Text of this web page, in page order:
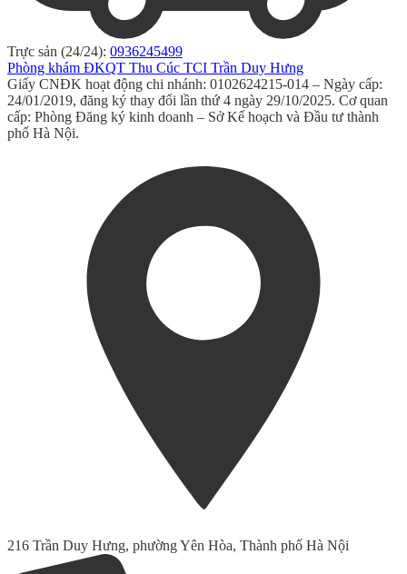
Trực sản (24/24): 0936245499
Phòng khám ĐKQT Thu Cúc TCI Trần Duy Hưng
Giấy CNĐK hoạt động chi nhánh: 0102624215-014 – Ngày cấp:
24/01/2019, đăng ký thay đổi lần thứ 4 ngày 29/10/2025. Cơ quan
cấp: Phòng Đăng ký kinh doanh – Sở Kế hoạch và Đầu tư thành
phố Hà Nội.
216 Trần Duy Hưng, phường Yên Hòa, Thành phố Hà Nội